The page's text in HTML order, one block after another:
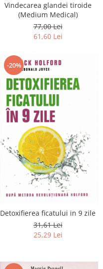
Vindecarea glandei tiroide
(Medium Medical)
77,00 Lei
61,60 Lei
-20%
Detoxifierea ficatului in 9 zile
31,61 Lei
25,29 Lei